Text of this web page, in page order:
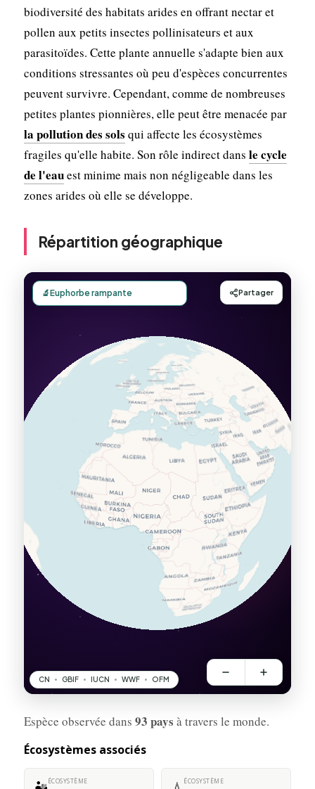
biodiversité des habitats arides en offrant nectar et
pollen aux petits insectes pollinisateurs et aux
parasitoïdes. Cette plante annuelle s'adapte bien aux
conditions stressantes où peu d'espèces concurrentes
peuvent survivre. Cependant, comme de nombreuses
petites plantes pionnières, elle peut être menacée par
la pollution des sols qui affecte les écosystèmes
fragiles qu'elle habite. Son rôle indirect dans le cycle
de l'eauest minime mais non négligeable dans les
zones arides où elle se développe.
Répartition géographique
Espèce observée dans 93 pays à travers le monde.
Écosystèmes associés
ÉCOSYSTÈME ÉCOSYSTÈME